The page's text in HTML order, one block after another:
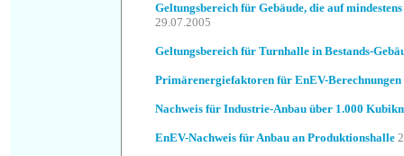
Geltungsbereich für Gebäude, die auf
29.07.2005
Geltungsbereich für Turnhalle in Bestands-
Primärenergiefaktoren für EnEV-Berechnungen
Nachweis für Industrie-Anbau über 1.000
EnEV-Nachweis für Anbau an Produktionshalle